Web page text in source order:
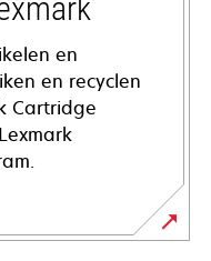
en
en recyclen
Cartridge